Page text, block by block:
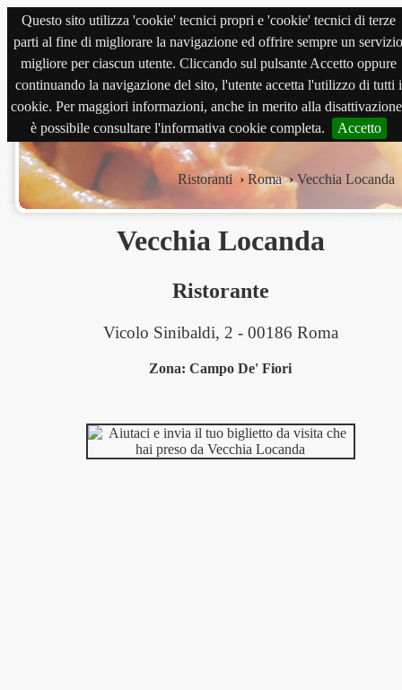
Questo sito utilizza 'cookie' tecnici propri e 'cookie' tecnici di terze
parti al fine di migliorare la navigazione ed offrire sempre un servizio
migliore per ciascun utente. Cliccando sul pulsante Accetto oppure
continuando la navigazione del sito, l'utente accetta l'utilizzo di tutti i
cookie. Per maggiori informazioni, anche in merito alla
è possibile consultare l'informativa cookie completa.
Accetto
magnabene.com
Ristoranti ›Roma ›Vecchia Locanda
Vecchia Locanda
Ristorante
Vicolo Sinibaldi, 2 - 00186 Roma
Zona: Campo De' Fiori